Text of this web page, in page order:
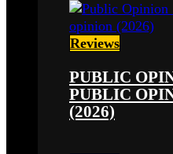
Reviews
PUBLIC
PUBLIC
(2026)